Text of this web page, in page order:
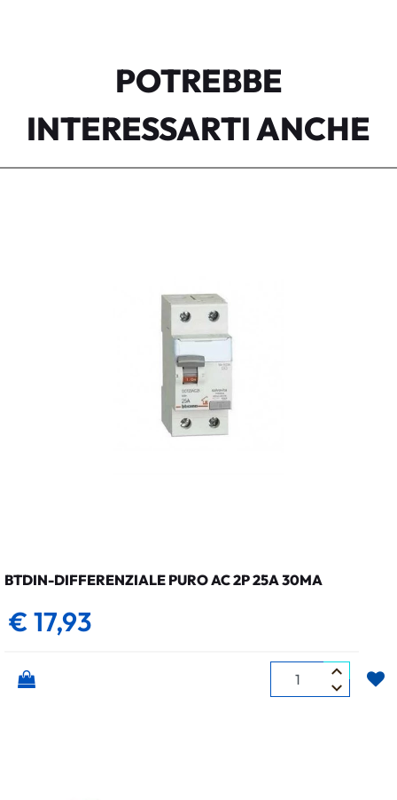
POTREBBE
INTERESSARTI ANCHE
BTDIN-DIFFERENZIALE PURO AC 2P 25A 30MA
€ 17,93
Quantità